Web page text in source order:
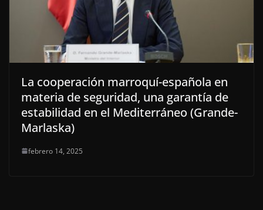
La cooperación marroquí-española en
materia de seguridad, una garantía de
estabilidad en el Mediterráneo (Grande-
Marlaska)
febrero 14, 2025